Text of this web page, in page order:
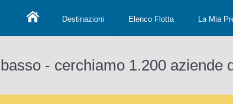
Destinazioni Elenco Flotta La Mia
- cerchiamo 1.200 aziende